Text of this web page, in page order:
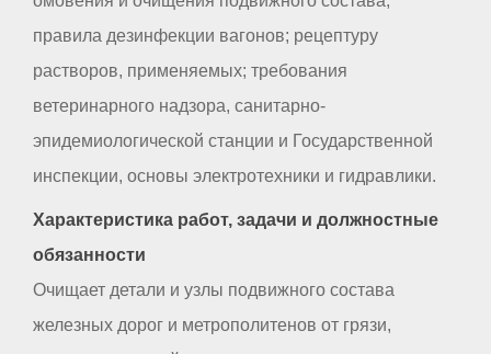
правила дезинфекции вагонов; рецептуру
растворов, применяемых; требования
ветеринарного надзора, санитарно-
эпидемиологической станции и Государственной
инспекции, основы электротехники и гидравлики.
Характеристика работ, задачи и должностные
обязанности
Очищает детали и узлы подвижного состава
железных дорог и метрополитенов от грязи,